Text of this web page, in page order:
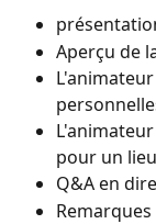
Aperçu de
pour un
Q&A en